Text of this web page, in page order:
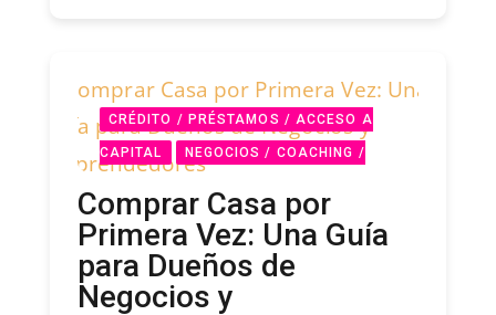
CRÉDITO / PRÉSTAMOS / ACCESO A
CAPITAL NEGOCIOS / COACHING /
Comprar Casa por
Primera Vez: Una Guía
para Dueños de
Negocios y